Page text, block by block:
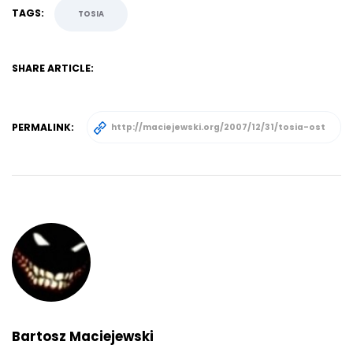
TAGS: TOSIA
SHARE ARTICLE:
PERMALINK:
Bartosz Maciejewski